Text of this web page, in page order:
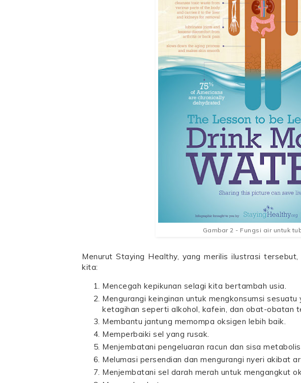
Gambar 2 - Fungsi air untuk
Menurut Staying Healthy, yang merilis ilustrasi
kita:
Mencegah kepikunan selagi kita bertambah usia.
Mengurangi keinginan untuk mengkonsumsi
ketagihan seperti alkohol, kafein, dan obat-obatan
Membantu jantung memompa oksigen lebih baik.
Memperbaiki sel yang rusak.
Menjembatani pengeluaran racun dan sisa
Melumasi persendian dan mengurangi nyeri akibat
Menjembatani sel darah merah untuk mengangkut